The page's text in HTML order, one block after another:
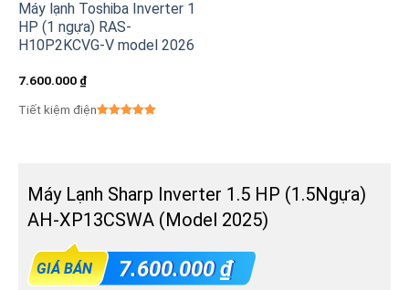
Máy lạnh Toshiba Inverter 1
HP (1 ngựa) RAS-
H10P2KCVG-V model 2026
7.600.000 ₫
Tiết kiệm điện
Máy Lạnh Sharp Inverter 1.5 HP (1.5Ngựa)
AH-XP13CSWA (Model 2025)
GIÁ BÁN 7.600.000₫